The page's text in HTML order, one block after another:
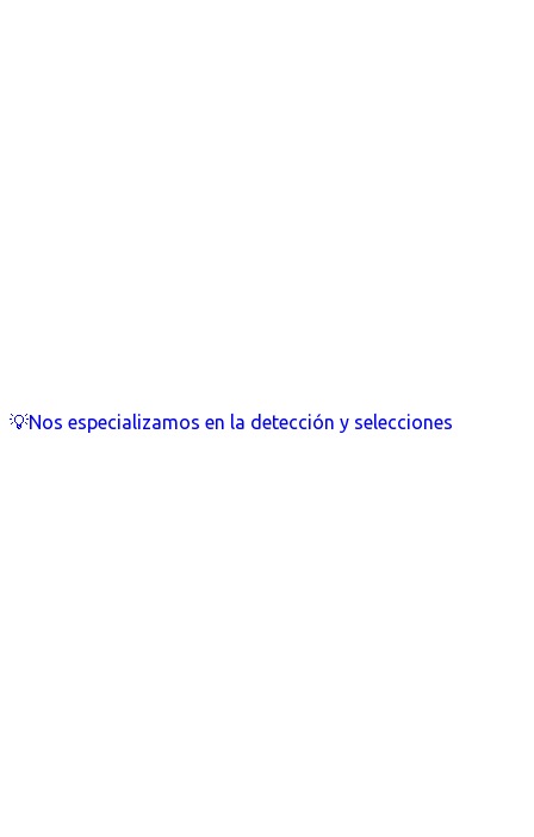
💡Nos especializamos en la detección y selecciones